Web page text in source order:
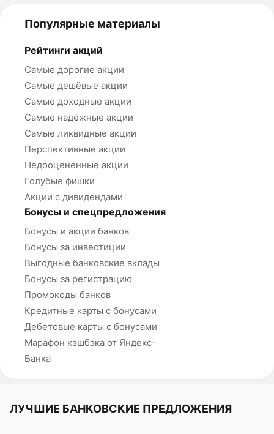
Популярные материалы
Рейтинги акций
Самые дорогие акции
Самые дешёвые акции
Самые доходные акции
Самые надёжные акции
Самые ликвидные акции
Перспективные акции
Недооцененные акции
Голубые фишки
Акции с дивидендами
Бонусы и спецпредложения
Бонусы и акции банков
Бонусы за инвестиции
Выгодные банковские вклады
Бонусы за регистрацию
Промокоды банков
Кредитные карты с бонусами
Дебетовые карты с бонусами
Марафон кэшбэка от Яндекс-
Банка
ЛУЧШИЕ БАНКОВСКИЕ ПРЕДЛОЖЕНИЯ